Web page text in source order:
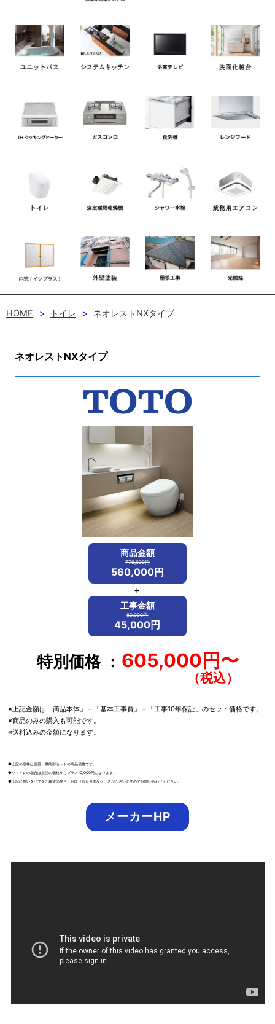
HOME トイレ ネオレストNXタイプ
ネオレストNXタイプ
商品金額
776,600円
560,000円
+
工事金額
80,000円
45,000円
特別価格 605,000円〜
※上記金額は「商品本体」＋「基本工事費」＋「工事10年保証」のセット価格です。
※商品のみの購入も可能です。
※送料込みの金額になります。
●上記の価格は便器・機能部セットの商品価格です。
●リトイレの場合は上記の価格からプラス10,000円になります。
●上記に無いタイプをご希望の場合、お取り寄せ可能なケースがございますのでお問い合わせください。
メーカーHP